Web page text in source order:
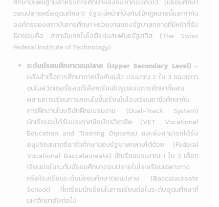
ศึกษาขั้นพื้นฐานสำหรับการศึกษาหลังจบภาคบังคับไว้ (มัธยมศึกษา
ตอนปลายหรืออุดมศึกษา) รัฐจะมีหน้าที่บังคับใช้กฎหมายนี้และกำกับ
องค์กรของสถาบันการศึกษา หน่วยงานของรัฐบาลกลางที่มีหน้าที่รับ
ผิดชอบคือ สถาบันเทคโนโลยีแห่งสหพันธรัฐสวิส (The Swiss
Federal Institute of Technology)
ระดับมัธยมศึกษาตอนปลาย (Upper Secondary Level)–
หลังสำเร็จการศึกษาภาคบังคับแล้ว ประมาณ 2 ใน 3 ของเยาว
ชนในสวิตเซอร์แลนด์เลือกเรียนในรูปแบบการศึกษาที่ผสม
ผสานการเรียนการสอนในชั้นเรียนในโรงเรียนอาชีวศึกษากับ
การฝึกงานในบริษัทฝึกอบรมงาน (Dual-Track System)
นักเรียนจะได้รับประกาศนียบัตรวิชาชีพ (VET: Vocational
Education and Training Diploma) และยังสามารถได้รับ
อนุปริญญาตรีอาชีวศึกษาของรัฐบาลกลางได้ด้วย (Federal
Vocational Baccalaureate) นักเรียนประมาณ 1 ใน 3 เลือก
เรียนต่อในระดับมัธยมศึกษาตอนปลายในโรงเรียนเฉพาะทาง
หรือโรงเรียนระดับมัธยมศึกษาตอนปลาย (Baccalaureate
School) ที่เตรียมนักเรียนในการเรียนต่อในระดับอุดมศึกษาที่
มหาวิทยาลัยต่อไป